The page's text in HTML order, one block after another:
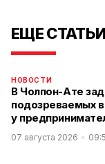
ЕЩЕ
НОВОСТИ
В Чолпон-Ате
подозреваемых
у
07 августа 2026